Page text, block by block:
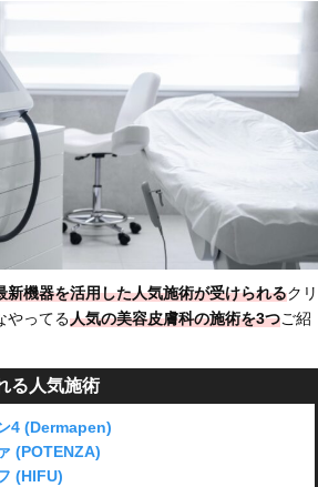
新機器を活用した人気施術が受けられるクリ
やってる人気の美容皮膚科の施術を3つご紹
る人気施術
4 (Dermapen)
(POTENZA)
(HIFU)